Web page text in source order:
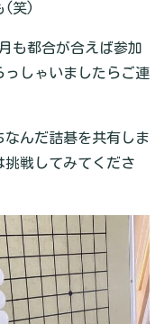
(笑)
も都合が合えば参加
っしゃいましたらご連
んだ詰碁を共有しま
戦してみてくださ